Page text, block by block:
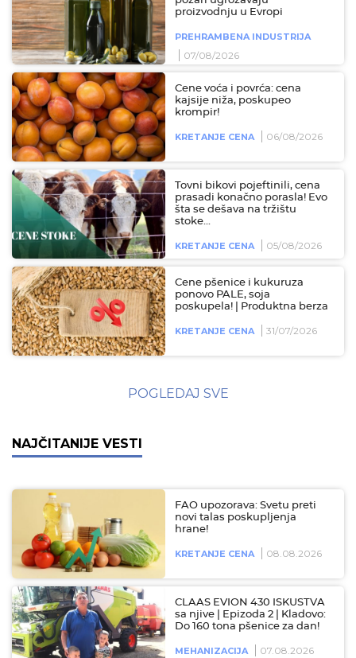
proizvodnju u Evropi
PREHRAMBENA INDUSTRIJA
07/08/2026
Cene voća i povrća: cena
kajsije niža, poskupeo
krompir!
KRETANJE CENA 06/08/2026
Tovni bikovi pojeftinili, cena
prasadi konačno porasla! Evo
šta se dešava na tržištu
stoke...
KRETANJE CENA 05/08/2026
Cene pšenice i kukuruza
ponovo PALE, soja
poskupela! | Produktna berza
KRETANJE CENA 31/07/2026
POGLEDAJ SVE
NAJČITANIJE VESTI
FAO upozorava: Svetu preti
novi talas poskupljenja
hrane!
KRETANJE CENA 08.08.2026
CLAAS EVION 430 ISKUSTVA
sa njive | Epizoda 2 | Kladovo:
Do 160 tona pšenice za dan!
MEHANIZACIJA 07.08.2026